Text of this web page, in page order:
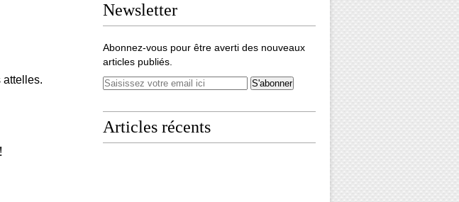
attelles.
Newsletter
Abonnez-vous pour être averti des nouveaux
articles publiés.
Articles récents